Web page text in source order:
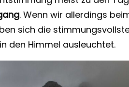
. Wenn wir allerdings
sich die
den Himmel ausleuchtet.